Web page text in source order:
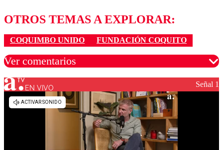
OTROS TEMAS A EXPLORAR:
COQUIMBO UNIDO FUNDACIÓN COQUITO
Ver comentarios
Los comentarios son moderados para garantizar un
diálogo respetuoso.
EN VIVO Señal 1